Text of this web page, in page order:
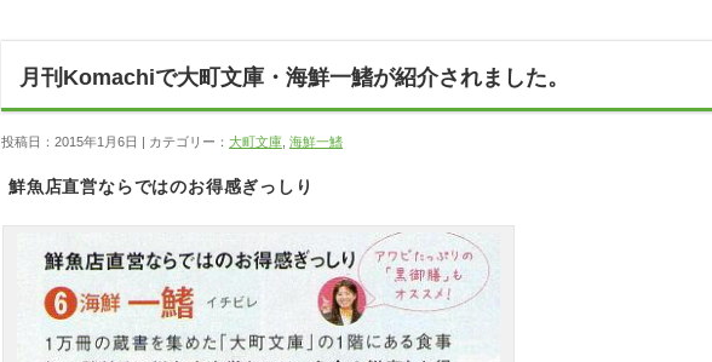
月刊Komachiで大町文庫・海鮮一鰭が紹介されました。
投稿日：2015年1月6日 | カテゴリー： 大町文庫 海鮮一鰭
鮮魚店直営ならではのお得感ぎっしり